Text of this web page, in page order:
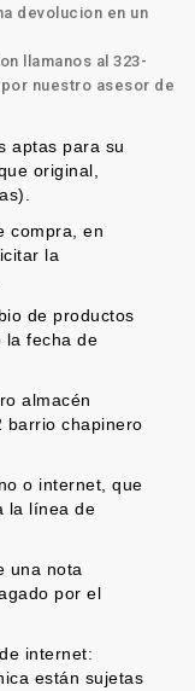
devolucion en un
llamanos al 323-
por nuestro asesor de
aptas para su
original,
compra, en
la
de productos
la fecha de
almacén
barrio chapinero
o internet, que
la línea de
una nota
por el
internet:
están sujetas